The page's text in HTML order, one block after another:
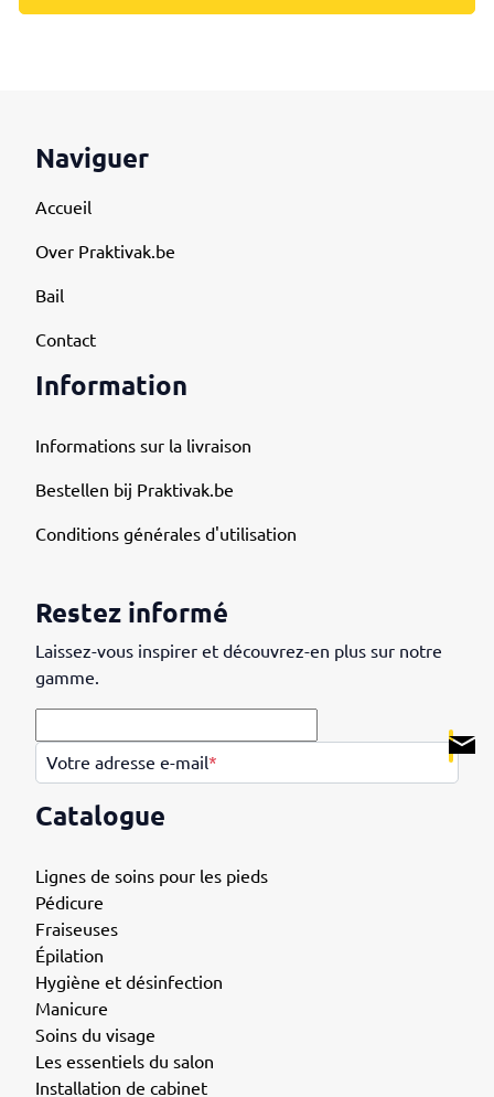
Naviguer
Accueil
Over Praktivak.be
Bail
Contact
Catalogue
Lignes de soins pour les pieds
Pédicure
Fraiseuses
Épilation
Hygiène et désinfection
Manicure
Soins du visage
Les essentiels du salon
Installation de cabinet
Information
Informations sur la livraison
Bestellen bij Praktivak.be
Conditions générales d'utilisation
Restez informé
Laissez-vous inspirer et découvrez-en plus sur notre
gamme.
Votre adresse e-mail*
.